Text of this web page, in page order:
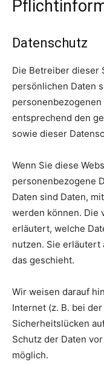
Datenschutz
Die Betreiber dieser
persönlichen Daten
entsprechend den
sowie dieser
Wenn Sie diese
personenbezogene
Daten sind Daten,
werden können. Die
erläutert, welche
nutzen. Sie erläutert
das geschieht.
Wir weisen darauf
Internet (z. B. bei
Sicherheitslücken
Schutz der Daten
möglich.